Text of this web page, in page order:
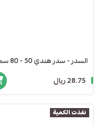
السدر - سدر هندي 50 - 80 سم
28.75 ريال
نفذت الكمية